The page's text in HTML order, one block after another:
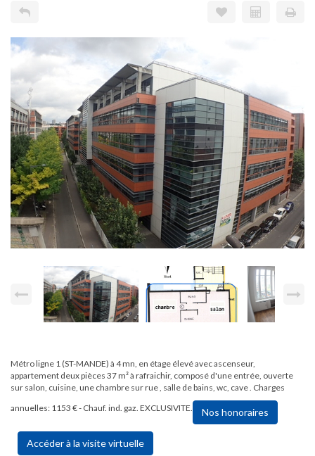
Métro ligne 1 (ST-MANDE) à 4 mn, en étage élevé avec ascenseur,
appartement deux pièces 37 m² à rafraichir, composé d'une entrée, ouverte
sur salon, cuisine, une chambre sur rue , salle de bains, wc, cave . Charges
annuelles: 1153 € - Chauf. ind. gaz. EXCLUSIVITE.
Nos honoraires
Accéder à la visite virtuelle